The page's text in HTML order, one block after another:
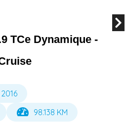
TCe Dynamique -
2016
98.138 KM